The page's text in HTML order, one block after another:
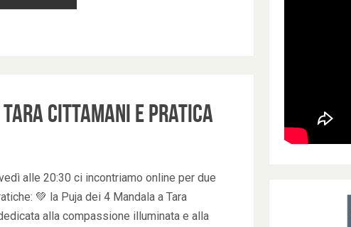
Cittamani e Pratica
alle 20:30 ci incontriamo online per due
💚 la Puja dei 4 Mandala a Tara
alla compassione illuminata e alla